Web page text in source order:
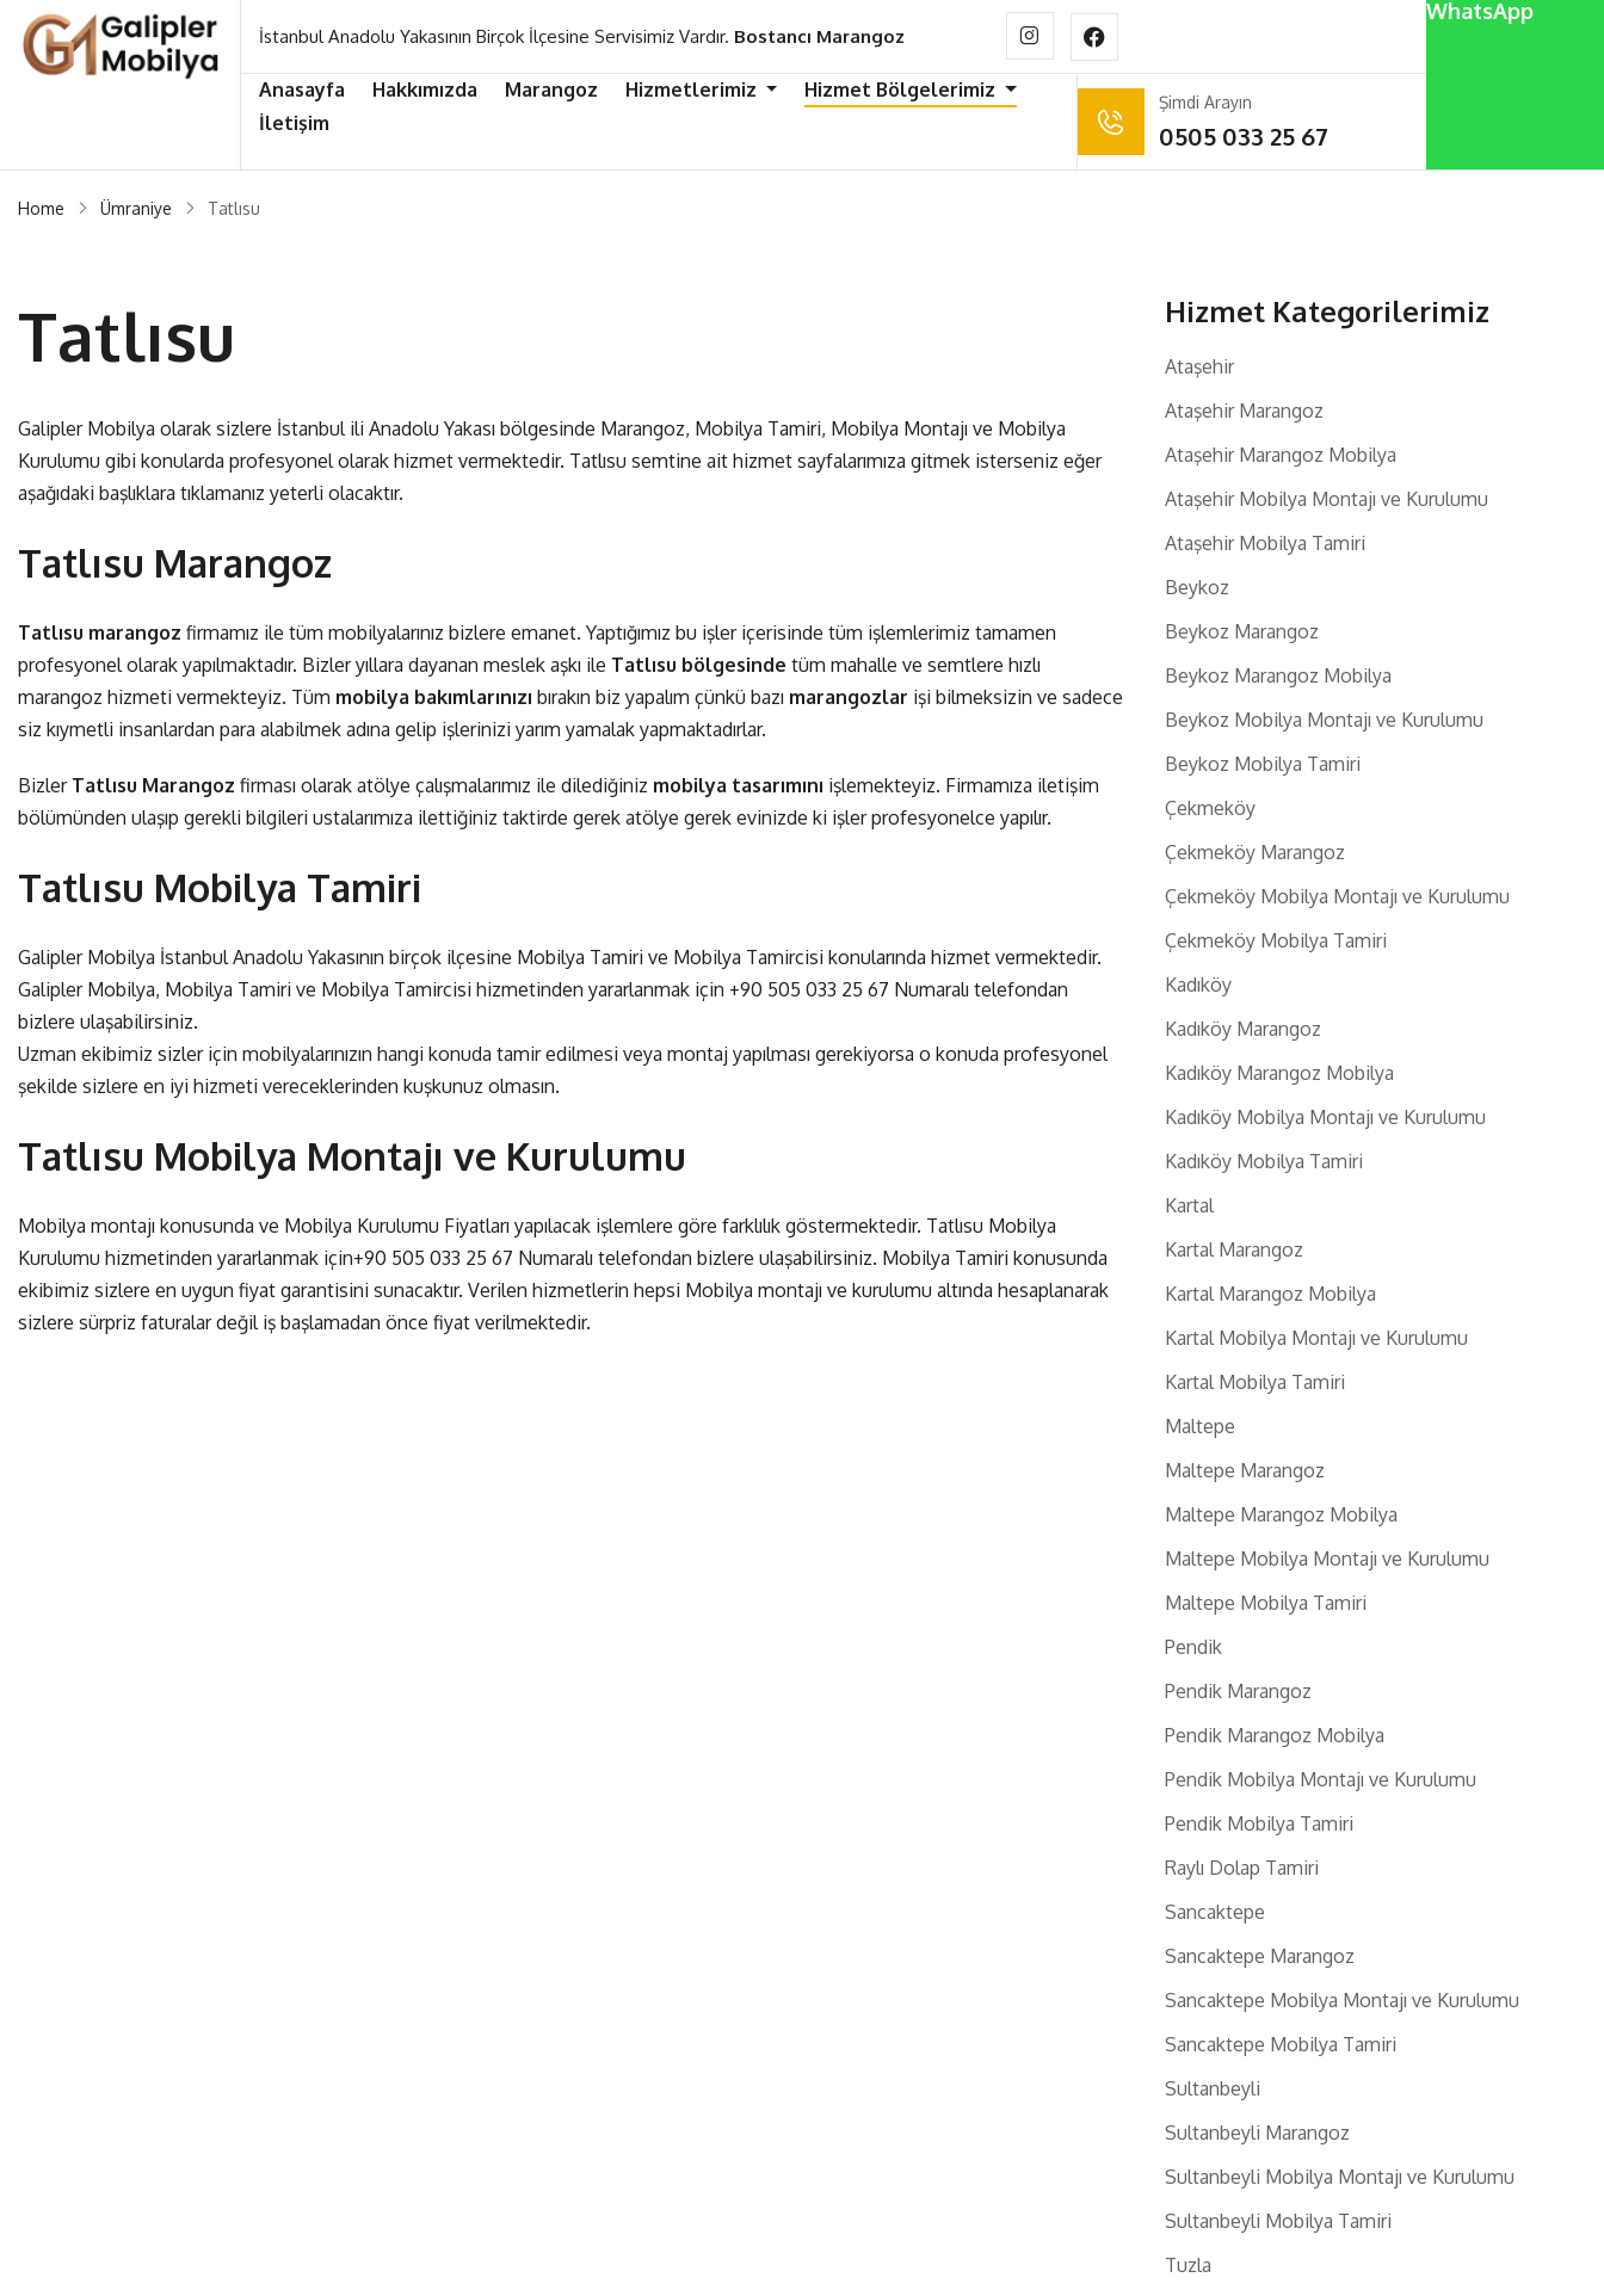
İstanbul Anadolu Yakasının Birçok İlçesine Servisimiz Vardır. Bostancı Marangoz
Anasayfa Hakkımızda Marangoz Hizmetlerimiz
Hizmet Bölgelerimiz
İletişim
Şimdi Arayın
0505 033 25 67
WhatsApp
Home Ümraniye Tatlısu
Tatlısu
Galipler Mobilya olarak sizlere İstanbul ili Anadolu Yakası bölgesinde Marangoz, Mobilya Tamiri, Mobilya Montajı ve Mobilya
Kurulumu gibi konularda profesyonel olarak hizmet vermektedir. Tatlısu semtine ait hizmet sayfalarımıza gitmek isterseniz eğer
aşağıdaki başlıklara tıklamanız yeterli olacaktır.
Tatlısu Marangoz
Tatlısu marangoz firmamız ile tüm mobilyalarınız bizlere emanet. Yaptığımız bu işler içerisinde tüm işlemlerimiz tamamen
profesyonel olarak yapılmaktadır. Bizler yıllara dayanan meslek aşkı ile Tatlısu bölgesinde tüm mahalle ve semtlere hızlı
marangoz hizmeti vermekteyiz. Tüm mobilya bakımlarınızı bırakın biz yapalım çünkü bazı marangozlar işi bilmeksizin ve sadece
siz kıymetli insanlardan para alabilmek adına gelip işlerinizi yarım yamalak yapmaktadırlar.
Bizler Tatlısu Marangoz firması olarak atölye çalışmalarımız ile dilediğiniz mobilya tasarımını işlemekteyiz. Firmamıza iletişim
bölümünden ulaşıp gerekli bilgileri ustalarımıza ilettiğiniz taktirde gerek atölye gerek evinizde ki işler profesyonelce yapılır.
Tatlısu Mobilya Tamiri
Galipler Mobilya İstanbul Anadolu Yakasının birçok ilçesine Mobilya Tamiri ve Mobilya Tamircisi konularında hizmet vermektedir.
Galipler Mobilya, Mobilya Tamiri ve Mobilya Tamircisi hizmetinden yararlanmak için +90 505 033 25 67 Numaralı telefondan
bizlere ulaşabilirsiniz.
Uzman ekibimiz sizler için mobilyalarınızın hangi konuda tamir edilmesi veya montaj yapılması gerekiyorsa o konuda profesyonel
şekilde sizlere en iyi hizmeti vereceklerinden kuşkunuz olmasın.
Tatlısu Mobilya Montajı ve Kurulumu
Mobilya montajı konusunda ve Mobilya Kurulumu Fiyatları yapılacak işlemlere göre farklılık göstermektedir. Tatlısu Mobilya
Kurulumu hizmetinden yararlanmak için+90 505 033 25 67 Numaralı telefondan bizlere ulaşabilirsiniz. Mobilya Tamiri konusunda
ekibimiz sizlere en uygun fiyat garantisini sunacaktır. Verilen hizmetlerin hepsi Mobilya montajı ve kurulumu altında hesaplanarak
sizlere sürpriz faturalar değil iş başlamadan önce fiyat verilmektedir.
Hizmet Kategorilerimiz
Ataşehir
Ataşehir Marangoz
Ataşehir Marangoz Mobilya
Ataşehir Mobilya Montajı ve Kurulumu
Ataşehir Mobilya Tamiri
Beykoz
Beykoz Marangoz
Beykoz Marangoz Mobilya
Beykoz Mobilya Montajı ve Kurulumu
Beykoz Mobilya Tamiri
Çekmeköy
Çekmeköy Marangoz
Çekmeköy Mobilya Montajı ve Kurulumu
Çekmeköy Mobilya Tamiri
Kadıköy
Kadıköy Marangoz
Kadıköy Marangoz Mobilya
Kadıköy Mobilya Montajı ve Kurulumu
Kadıköy Mobilya Tamiri
Kartal
Kartal Marangoz
Kartal Marangoz Mobilya
Kartal Mobilya Montajı ve Kurulumu
Kartal Mobilya Tamiri
Maltepe
Maltepe Marangoz
Maltepe Marangoz Mobilya
Maltepe Mobilya Montajı ve Kurulumu
Maltepe Mobilya Tamiri
Pendik
Pendik Marangoz
Pendik Marangoz Mobilya
Pendik Mobilya Montajı ve Kurulumu
Pendik Mobilya Tamiri
Raylı Dolap Tamiri
Sancaktepe
Sancaktepe Marangoz
Sancaktepe Mobilya Montajı ve Kurulumu
Sancaktepe Mobilya Tamiri
Sultanbeyli
Sultanbeyli Marangoz
Sultanbeyli Mobilya Montajı ve Kurulumu
Sultanbeyli Mobilya Tamiri
Tuzla